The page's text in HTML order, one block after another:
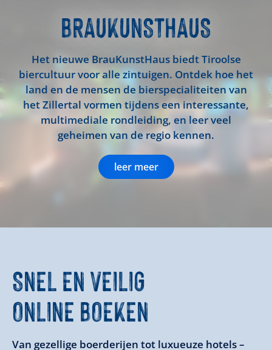
BRAUKUNSTHAUS
Het nieuwe BrauKunstHaus biedt Tiroolse
biercultuur voor alle zintuigen. Ontdek hoe het
land en de mensen de bierspecialiteiten van
het Zillertal vormen tijdens een interessante,
multimediale rondleiding, en leer veel
geheimen van de regio kennen.
leer meer
SNEL EN VEILIG
ONLINE BOEKEN
Van gezellige boerderijen tot luxueuze hotels –